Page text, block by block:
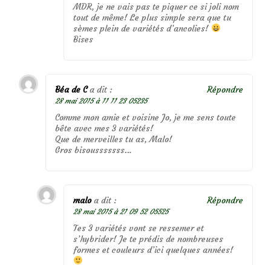
MDR, je ne vais pas te piquer ce si joli nom
tout de même! Le plus simple sera que tu
sèmes plein de variétés d’ancolies!
Bises
Béa de C a dit :
28 mai 2015 à 11 11 23 05235
Comme mon amie et voisine Jo, je me sens toute
bête avec mes 3 variétés!
Que de merveilles tu as, Malo!
Gros bisousssssss…
Répondre
malo a dit :
28 mai 2015 à 21 09 52 05525
Tes 3 variétés vont se ressemer et
s’hybrider! Je te prédis de nombreuses
formes et couleurs d’ici quelques années!
Répondre